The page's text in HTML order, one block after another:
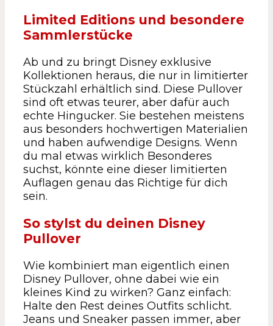
Limited Editions und besondere
Sammlerstücke
Ab und zu bringt Disney exklusive
Kollektionen heraus, die nur in limitierter
Stückzahl erhältlich sind. Diese Pullover
sind oft etwas teurer, aber dafür auch
echte Hingucker. Sie bestehen meistens
aus besonders hochwertigen Materialien
und haben aufwendige Designs. Wenn
du mal etwas wirklich Besonderes
suchst, könnte eine dieser limitierten
Auflagen genau das Richtige für dich
sein.
So stylst du deinen Disney
Pullover
Wie kombiniert man eigentlich einen
Disney Pullover, ohne dabei wie ein
kleines Kind zu wirken? Ganz einfach:
Halte den Rest deines Outfits schlicht.
Jeans und Sneaker passen immer, aber